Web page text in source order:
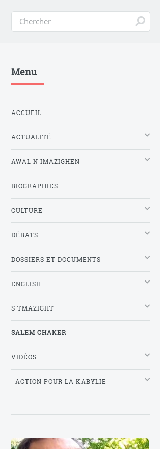
Menu
ACCUEIL
ACTUALITÉ
AWAL N IMAZIGHEN
BIOGRAPHIES
CULTURE
DÉBATS
DOSSIERS ET DOCUMENTS
ENGLISH
S TMAZIGHT
SALEM CHAKER
VIDÉOS
_ACTION POUR LA KABYLIE